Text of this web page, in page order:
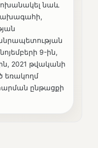
նաև
9-ին,
2021 թվականի
եռակողմ
ընթացքի